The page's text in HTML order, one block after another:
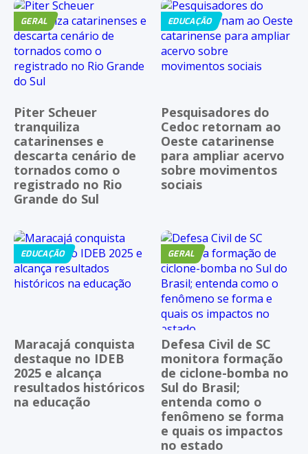
GERAL
Piter Scheuer
tranquiliza
catarinenses e
descarta cenário de
tornados como o
registrado no Rio
Grande do Sul
EDUCAÇÃO
Pesquisadores do
Cedoc retornam ao
Oeste catarinense
para ampliar acervo
sobre movimentos
sociais
EDUCAÇÃO
Maracajá conquista
destaque no IDEB
2025 e alcança
resultados históricos
na educação
GERAL
Defesa Civil de SC
monitora formação
de ciclone-bomba no
Sul do Brasil;
entenda como o
fenômeno se forma
e quais os impactos
no estado